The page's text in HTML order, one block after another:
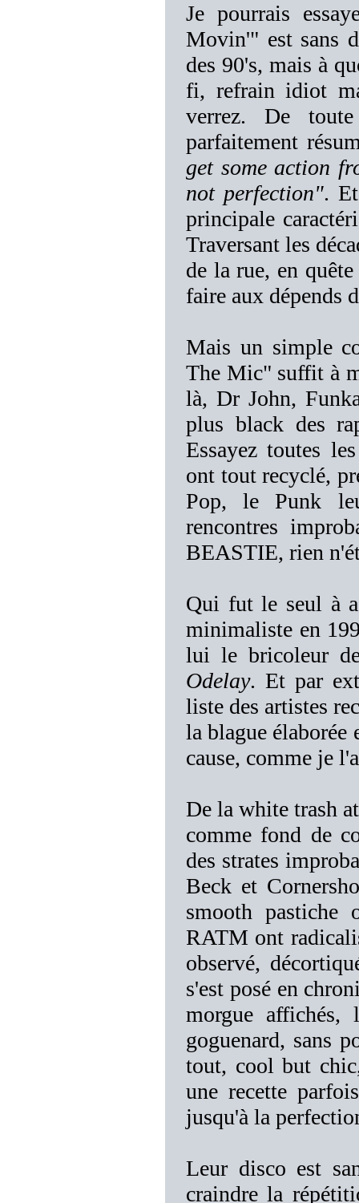
Je pourrais
Movin'" est sans
des 90's, mais à
fi, refrain idiot
verrez. De
parfaitement
get some action
not perfection".
principale
Traversant les
de la rue, en
faire aux dépends
Mais un simple
The Mic" suffit à
là, Dr John,
plus black des
Essayez toutes
ont tout recyclé,
Pop, le Punk
rencontres
BEASTIE, rien
Qui fut le seul à
minimaliste en
lui le bricoleur
Odelay. Et par
liste des artistes
la blague élaborée
cause, comme je
De la white trash
comme fond de
des strates
Beck et
smooth pastiche
RATM ont
observé,
s'est posé en
morgue
goguenard, sans
tout, cool but
une recette
jusqu'à la
Leur disco est
craindre la